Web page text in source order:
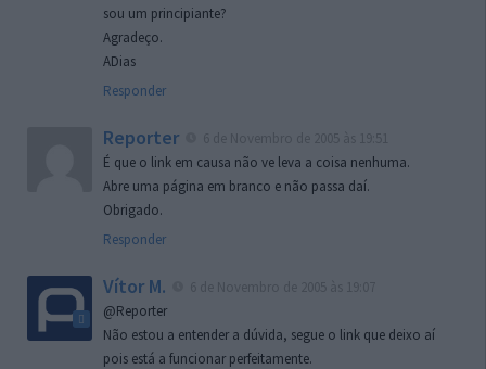
sou um principiante?
Agradeço.
ADias
Responder
Reporter
É que o link em causa não ve leva a coisa nenhuma.
Abre uma página em branco e não passa daí.
Obrigado.
Responder
Vítor M.
@Reporter
Não estou a entender a dúvida, segue o link que deixo aí
pois está a funcionar perfeitamente.